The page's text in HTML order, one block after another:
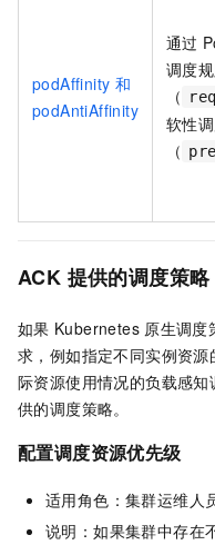
podAffinity 和
podAntiAffinity
通过
调度
（
软性
（
ACK 提供的调度策略
如果 Kubernetes 原生调度
求，例如指定不同实例资
际资源使用情况的负载感
供的调度策略。
配置调度资源优先级
适用角色：集群运维人
说明：如果集群中存在